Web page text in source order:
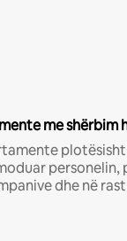
me shërbim
personelin,
dhe në